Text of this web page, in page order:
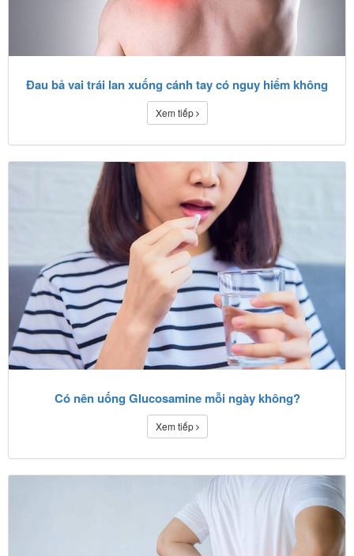
Đau bả vai trái lan xuống cánh tay có nguy hiểm không
Xem tiếp
Có nên uống Glucosamine mỗi ngày không?
Xem tiếp